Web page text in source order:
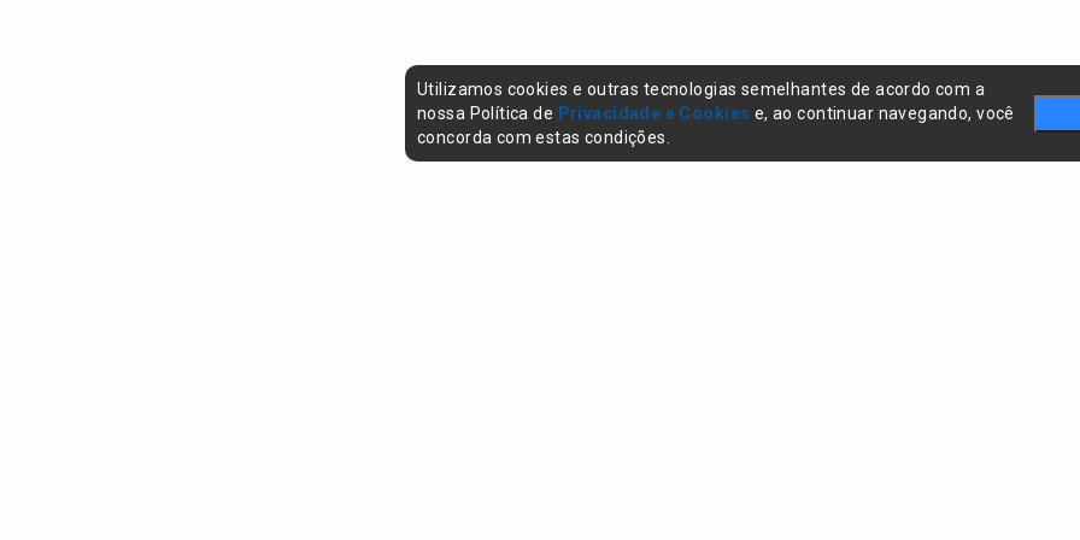
Utilizamos cookies e outras tecnologias semelhantes de acordo com a
nossa Política de Privacidade e Cookies e, ao continuar navegando, você
concorda com estas condições.